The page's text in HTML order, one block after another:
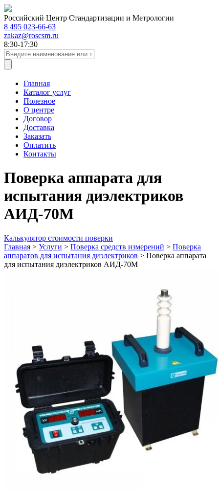
Российский Центр Стандартизации и Метрологии
8 495 023-66-63
zakaz@roscsm.ru
8:30-17:30
Главная
Каталог услуг
Полезное
О центре
Договор
Доставка
Заказать
Оплатить
Контакты
Поверка аппарата для
испытания диэлектриков
АИД-70М
Калькулятор стоимости поверки
Главная > Услуги > Поверка средств измерений > Поверка
аппаратов для испытания диэлектриков > Поверка аппарата
для испытания диэлектриков АИД-70М